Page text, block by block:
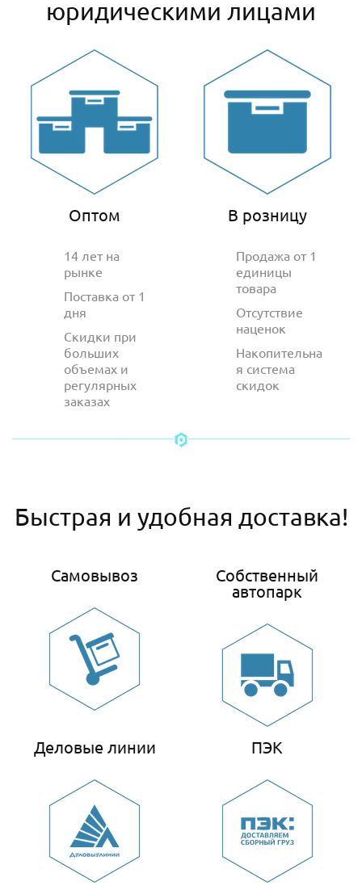
юридическими лицами
Оптом
14 лет на
рынке
Поставка от 1
дня
Скидки при
больших
объемах и
регулярных
заказах
В розницу
Продажа от 1
единицы
товара
Отсутствие
наценок
Накопительна
я система
скидок
Быстрая и удобная доставка!
Самовывоз
Собственный
автопарк
Деловые линии ПЭК